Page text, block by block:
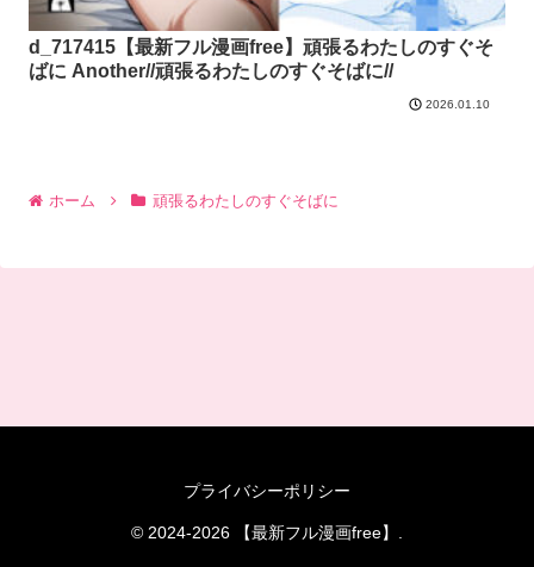
d_717415【最新フル漫画free】頑張るわたしのすぐそ
ばに Another//頑張るわたしのすぐそばに//
2026.01.10
ホーム 頑張るわたしのすぐそばに
プライバシーポリシー
© 2024-2026 【最新フル漫画free】.